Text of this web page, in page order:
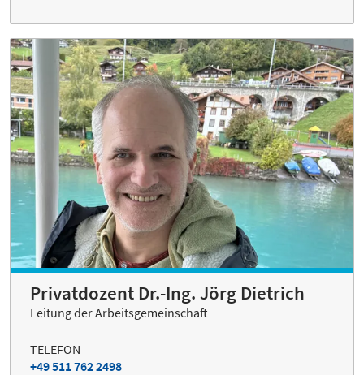
Privatdozent Dr.-Ing. Jörg Dietrich
Leitung der Arbeitsgemeinschaft
TELEFON
+49 511 762 2498